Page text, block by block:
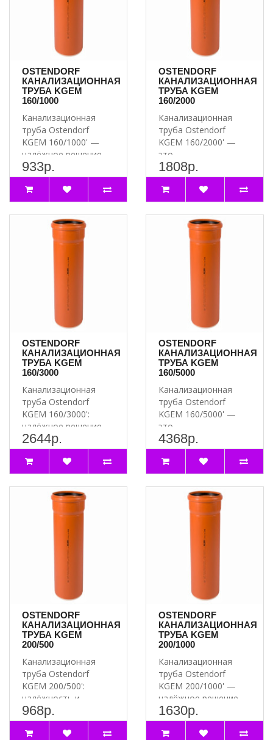
OSTENDORF
КАНАЛИЗАЦИОННАЯ
ТРУБА KGEM
160/1000
Канализационная
труба Ostendorf
KGEM 160/1000' —
надёжное решение
для вашей
канализации ..
933р.
OSTENDORF
КАНАЛИЗАЦИОННАЯ
ТРУБА KGEM
160/2000
Канализационная
труба Ostendorf
KGEM 160/2000' —
это
высококачественное
решение для органи..
1808р.
OSTENDORF
КАНАЛИЗАЦИОННАЯ
ТРУБА KGEM
160/3000
Канализационная
труба Ostendorf
KGEM 160/3000':
надёжное решение
для вашей
канализации Ищет..
2644р.
OSTENDORF
КАНАЛИЗАЦИОННАЯ
ТРУБА KGEM
160/5000
Канализационная
труба Ostendorf
KGEM 160/5000' —
это
высококачественное
решение для органи..
4368р.
OSTENDORF
КАНАЛИЗАЦИОННАЯ
ТРУБА KGEM
200/500
Канализационная
труба Ostendorf
KGEM 200/500':
надёжность и
долговечность для
вашей канализации ..
968р.
OSTENDORF
КАНАЛИЗАЦИОННАЯ
ТРУБА KGEM
200/1000
Канализационная
труба Ostendorf
KGEM 200/1000' —
надёжное решение
для вашей
канализации ..
1630р.